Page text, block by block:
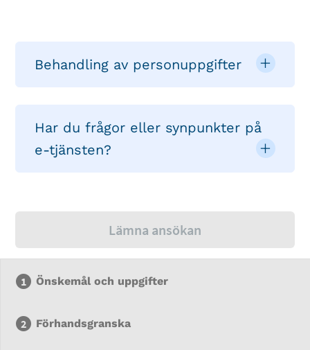
Behandling av personuppgifter
Har du frågor eller synpunkter på
e-tjänsten?
Lämna ansökan
Önskemål och uppgifter
Förhandsgranska